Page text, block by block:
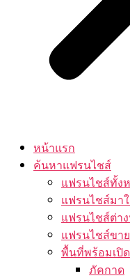
หน้าแรก
ค้นหาแฟรนไชส์
แฟรนไชส์ทั้ง
แฟรนไชส์มา
แฟรนไชส์ต่า
แฟรนไชส์ขา
พื้นที่พร้อมเปิ
ภัคกาด